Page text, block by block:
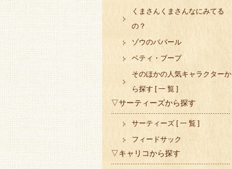
くまさんくまさんなにみてる
の？
ゾウのババール
ベティ・ブープ
そのほかの人気キャラクターか
ら探す [ 一 覧 ]
▽サーティーズから探す
サーティーズ [ 一 覧 ]
フィードサック
▽キャリコから探す